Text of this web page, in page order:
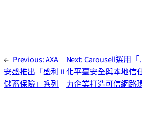
← Previous:AXA
安盛推出「盛利 II
儲蓄保險」系列
Next:Carousell選用
化平臺安全與本地信
力企業打造可信網路